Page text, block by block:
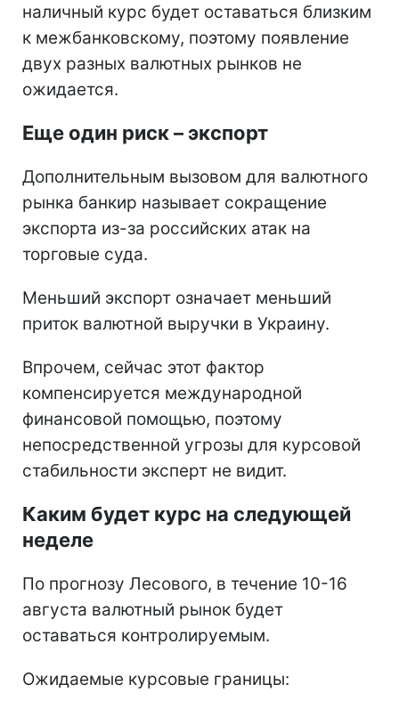
наличный курс будет оставаться близким
к межбанковскому, поэтому появление
двух разных валютных рынков не
ожидается.
Еще один риск – экспорт
Дополнительным вызовом для валютного
рынка банкир называет сокращение
экспорта из-за российских атак на
торговые суда.
Меньший экспорт означает меньший
приток валютной выручки в Украину.
Впрочем, сейчас этот фактор
компенсируется международной
финансовой помощью, поэтому
непосредственной угрозы для курсовой
стабильности эксперт не видит.
Каким будет курс на следующей
неделе
По прогнозу Лесового, в течение 10-16
августа валютный рынок будет
оставаться контролируемым.
Ожидаемые курсовые границы: